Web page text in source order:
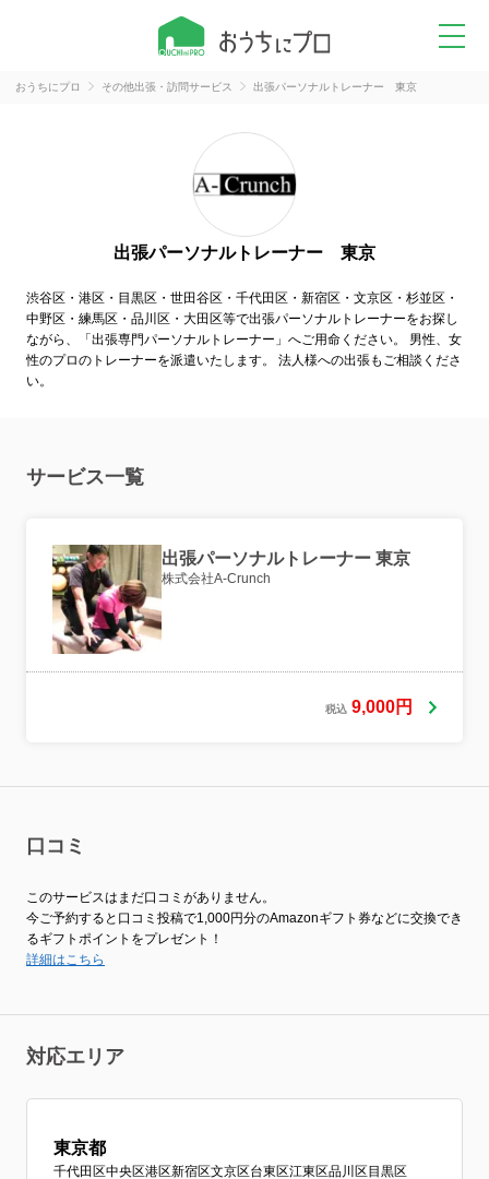
おうちにプロ その他出張・訪問サービス 出張パーソナルトレーナー 東京
出張パーソナルトレーナー 東京
渋谷区・港区・目黒区・世田谷区・千代田区・新宿区・文京区・杉並区・
中野区・練馬区・品川区・大田区等で出張パーソナルトレーナーをお探し
ながら、「出張専門パーソナルトレーナー」へご用命ください。 男性、女
性のプロのトレーナーを派遣いたします。 法人様への出張もご相談くださ
い。
サービス一覧
出張パーソナルトレーナー 東京
株式会社A-Crunch
税込 9,000円
口コミ
このサービスはまだ口コミがありません。
今ご予約すると口コミ投稿で1,000円分のAmazonギフト券などに交換でき
るギフトポイントをプレゼント！
詳細はこちら
対応エリア
東京都
千代田区中央区港区新宿区文京区台東区江東区品川区 目黒区